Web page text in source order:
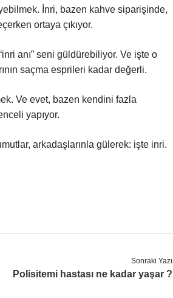
İnri, bazen kahve siparişinde,
ortaya çıkıyor.
anı” seni güldürebiliyor. Ve işte o
saçma esprileri kadar değerli.
Ve evet, bazen kendini fazla
yapıyor.
arkadaşlarınla gülerek: işte inri.
Sonraki Yazı
Polisitemi hastası ne kadar yaşar ?